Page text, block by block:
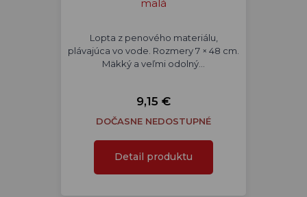
malá
Lopta z penového materiálu,
plávajúca vo vode. Rozmery 7 × 48 cm.
Mäkký a veľmi odolný…
9,15 €
DOČASNE NEDOSTUPNÉ
Detail produktu